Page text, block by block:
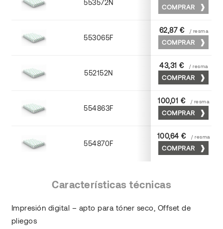
553572N
COMPRAR
553065F 65 x 90
62,87 € / resma
COMPRAR
552152N 52 x 70
43,31 € / resma
COMPRAR
554863F 63 x 88
100,01 € / resma
COMPRAR
554870F 70 x 100
100,64 € / resma
COMPRAR
Características técnicas
Impresión digital – apto para tóner seco, Offset de
pliegos